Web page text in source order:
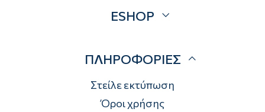
Brands
ESHOP
Τρόποι αποστολής
Τρόποι πληρωμής
Επιστροφές
ΠΛΗΡΟΦΟΡΙΕΣ
Στείλε εκτύπωση
Όροι χρήσης